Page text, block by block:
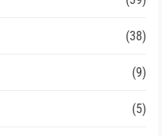
(38)
(9)
(5)